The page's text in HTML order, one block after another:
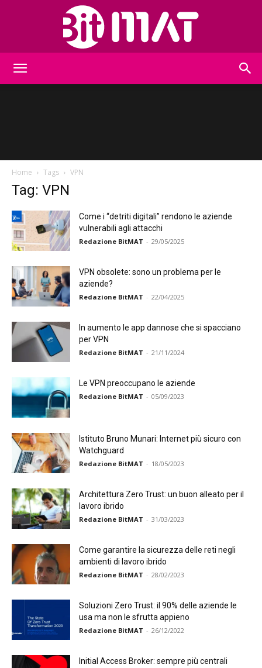
Home Tags VPN
Tag: VPN
Come i “detriti digitali” rendono le aziende
vulnerabili agli attacchi
Redazione BitMAT - 29/05/2025
VPN obsolete: sono un problema per le
aziende?
Redazione BitMAT - 22/04/2025
In aumento le app dannose che si spacciano
per VPN
Redazione BitMAT - 21/11/2024
Le VPN preoccupano le aziende
Redazione BitMAT - 05/09/2023
Istituto Bruno Munari: Internet più sicuro con
Watchguard
Redazione BitMAT - 18/05/2023
Architettura Zero Trust: un buon alleato per il
lavoro ibrido
Redazione BitMAT - 31/03/2023
Come garantire la sicurezza delle reti negli
ambienti di lavoro ibrido
Redazione BitMAT - 28/02/2023
Soluzioni Zero Trust: il 90% delle aziende le
usa ma non le sfrutta appieno
Redazione BitMAT - 26/12/2022
Initial Access Broker: sempre più centrali